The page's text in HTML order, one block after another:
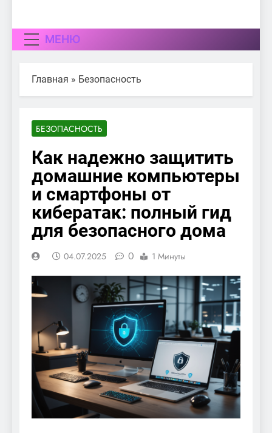
МЕНЮ
Главная » Безопасность
БЕЗОПАСНОСТЬ
Как надежно защитить
домашние компьютеры
и смартфоны от
кибератак: полный гид
для безопасного дома
04.07.2025 0 1 Минуты